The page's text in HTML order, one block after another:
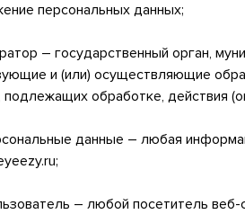
персональных данных;
– государственный орган,
и (или) осуществляющие
подлежащих обработке, действия
данные – любая
– любой посетитель веб-